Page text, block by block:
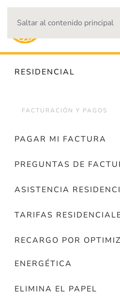
Saltar al contenido principal
RESIDENCIAL
FACTURACIÓN Y PAGOS
PAGAR MI FACTURA
PREGUNTAS DE
ASISTENCIA
TARIFAS
RECARGO POR
ENERGÉTICA
ELIMINA EL PAPEL